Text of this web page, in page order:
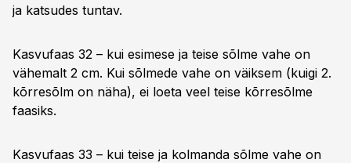
ja katsudes tuntav.
Kasvufaas 32 – kui esimese ja teise sõlme vahe on
vähemalt 2 cm. Kui sõlmede vahe on väiksem (kuigi 2.
kõrresõlm on näha), ei loeta veel teise kõrresõlme
faasiks.
Kasvufaas 33 – kui teise ja kolmanda sõlme vahe on